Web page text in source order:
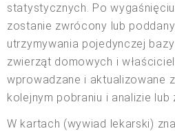
statystycznych. Po
zostanie zwrócony lub
utrzymywania pojedynczej
zwierząt domowych i
wprowadzane i aktualizowane
kolejnym pobraniu i analizie lub
W kartach (wywiad lekarski)